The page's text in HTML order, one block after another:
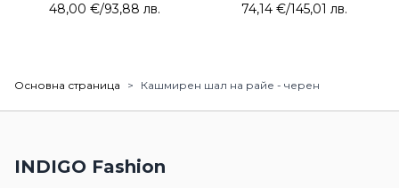
48,00 €/93,88 лв. 74,14 €/145,01 лв.
Основна страница > Кашмирен шал на райе - черен
INDIGO Fashion